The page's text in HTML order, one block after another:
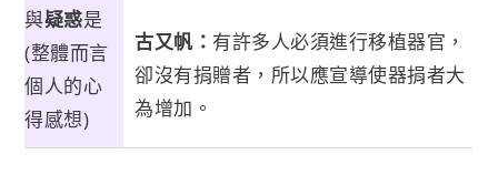
與疑惑是
(整體而言
個人的心
得感想)
古又帆： 有許多人必須進行移植器官，
卻沒有捐贈者，所以應宣導使器捐者大
為增加。